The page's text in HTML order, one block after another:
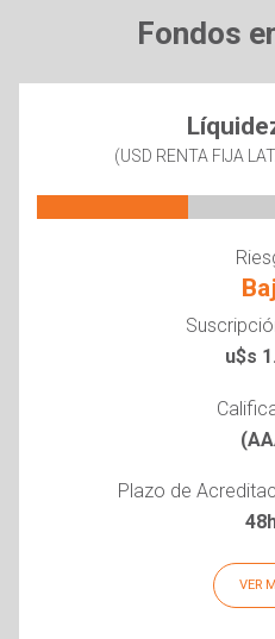
Fondos
(USD RENTA FIJA
u$s
Plazo de
VER